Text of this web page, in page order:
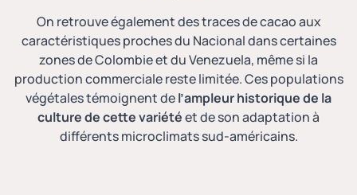
On retrouve également des traces de cacao aux
caractéristiques proches du Nacional dans certaines
zones de Colombie et du Venezuela, même si la
production commerciale reste limitée. Ces populations
végétales témoignent del’ampleur historique de la
culture de cette variétéet de son adaptation à
différents microclimats sud-américains.